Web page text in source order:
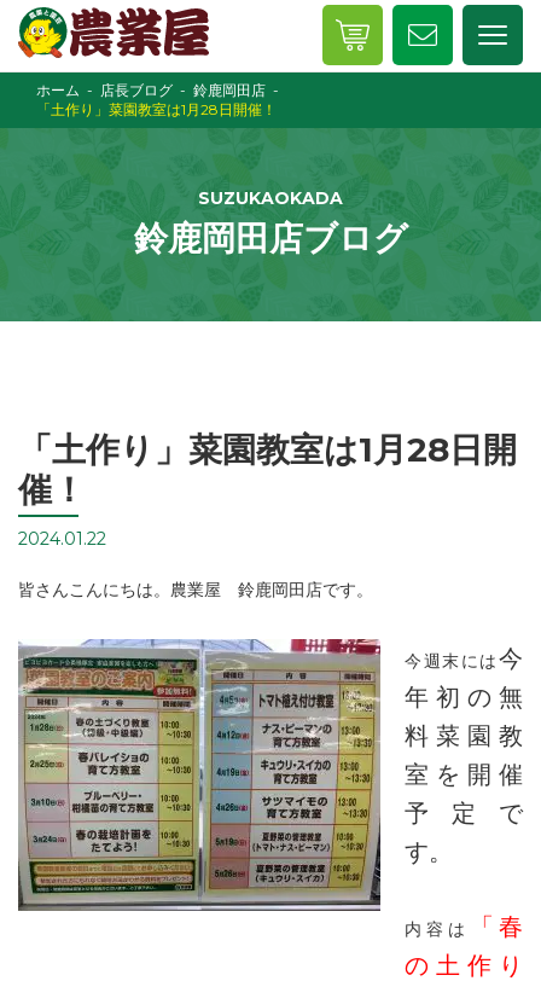
ホーム 店長ブログ
鈴鹿岡田店
「土作り」菜園教室は1月28日開催！
SUZUKAOKADA
鈴鹿岡田店ブログ
「土作り」菜園教室は1月28日開
催！
2024.01.22
皆さんこんにちは。農業屋 鈴鹿岡田店です。
今週末には今
年初の無
料菜園教
室を開催
予定で
す。
内容は
「春
の土作り